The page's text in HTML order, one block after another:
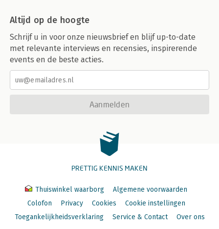
Altijd op de hoogte
Schrijf u in voor onze nieuwsbrief en blijf up-to-date
met relevante interviews en recensies, inspirerende
events en de beste acties.
Aanmelden
PRETTIG KENNIS MAKEN
Thuiswinkel waarborg
Algemene voorwaarden
Colofon
Privacy Cookies
Cookie instellingen
Toegankelijkheidsverklaring
Service & Contact Over ons